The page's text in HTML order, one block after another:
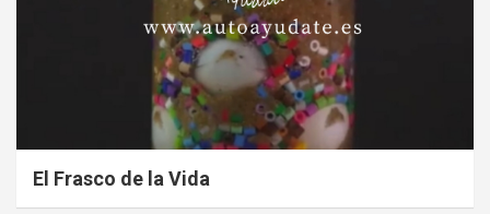
El Frasco de la Vida